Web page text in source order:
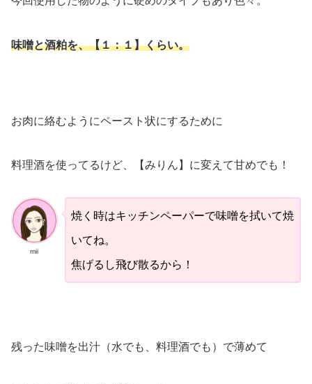
味噌と酒粕を、【１：１】くらい。
お肉に絡むようにペースト状にするために
料理酒を使ってるけど、【みりん】に変えて甘めでも！
mii
焼く時はキッチンペーパーで味噌を拭いて焼
いてね。
焦げるし飛び散るから！
残った味噌を出汁（水でも、料理酒でも）で薄めて